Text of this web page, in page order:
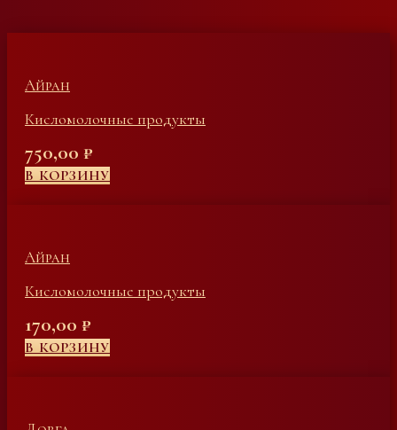
Айран
Кисломолочные продукты
750,00 ₽
В КОРЗИНУ
Айран
Кисломолочные продукты
170,00 ₽
В КОРЗИНУ